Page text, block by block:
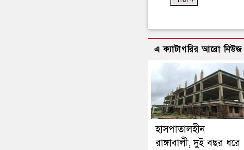
এ ক্যাটাগরির আরো নিউজ
হাসপাতালহীন
রাঙ্গাবালী, দুই বছর ধরে